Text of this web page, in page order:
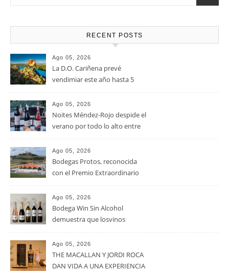
RECENT POSTS
Ago 05, 2026
La D.O. Cariñena prevé
vendimiar este año hasta 5
que en 2025
Ago 05, 2026
Noites Méndez-Rojo despide el
verano por todo lo alto entre
Ago 05, 2026
Bodegas Protos, reconocida
con el Premio Extraordinario
casi un siglo de excelencia
vitivinícola
Ago 05, 2026
Bodega Win Sin Alcohol
demuestra que losvinos
calidadcomienzan a diseñarse
en el viñedo
Ago 05, 2026
THE MACALLAN Y JORDI ROCA
DAN VIDA A UNA EXPERIENCIA